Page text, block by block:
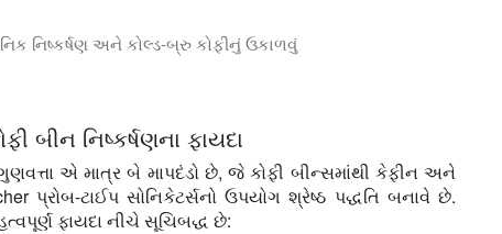
નિષ્કર્ષણ અને કોલ્ડ-બ્રુ કોફીનું ઉકાળવું
કોલ્ડ-બ્રુ કોફી બનાવવાની શ્રેષ્ઠ પદ્ધતિ છે. Sonication
બીન નિષ્કર્ષણના ફાયદા
એ માત્ર બે માપદંડો છે, જે કોફી બીન્સમાંથી કેફીન અને
પ્રોબ-ટાઈપ સોનિકેટર્સનો ઉપયોગ શ્રેષ્ઠ પદ્ધતિ બનાવે છે.
ફાયદા નીચે સૂચિબદ્ધ છે: